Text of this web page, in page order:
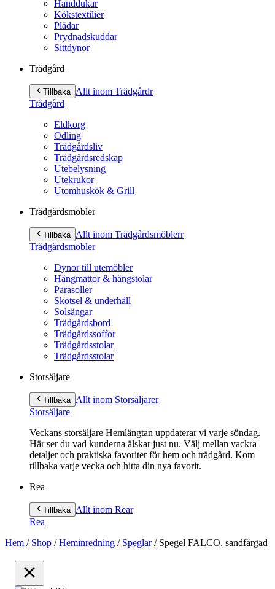
Handdukar
Kökstextilier
Plädar
Prydnadskuddar
Sittdynor
Trädgård
Tillbaka Allt inom Trädgårdr
Trädgård
Eldkorg
Odling
Trädgårdsliv
Trädgårdsredskap
Utebelysning
Utekrukor
Utomhuskök & Grill
Trädgårdsmöbler
Tillbaka Allt inom Trädgårdsmöblerr
Trädgårdsmöbler
Dynor till utemöbler
Hängmattor & hängstolar
Parasoller
Skötsel & underhåll
Solsängar
Trädgårdsbord
Trädgårdssoffor
Trädgårdsstolar
Trädgårdsstolar
Storsäljare
Tillbaka Allt inom Storsäljarer
Storsäljare
Veckans storsäljare Hemlängtan uppdaterar vi varje söndag.
Här ser du vad kunderna älskar just nu. Välj mellan vackra
detaljer och praktiska favoriter för hem och trädgård. Kom
tillbaka varje vecka och hitta din nya favorit.
Rea
Tillbaka Allt inom Rear
Rea
Hem / Shop /Heminredning / Speglar/ Spegel FALCO, sandfärgad